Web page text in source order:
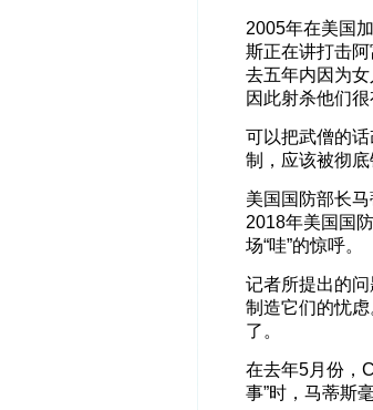
2005年在美国
斯正在讲打击
去五年内因为
因此射杀他们
可以把武僧的话
制，应该被彻底
美国国防部长
2018年美国国
场“哇”的惊呼。
记者所提出的问
制造它们的忧虑
了。
在去年5月份，
事”时，马蒂斯